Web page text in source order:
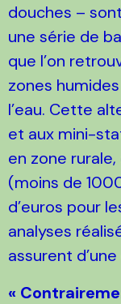
douches –
une série de
que l’on
zones
l’eau. Cette
et aux mini-
en zone
(moins de
d’euros pour
analyses
assurent
«